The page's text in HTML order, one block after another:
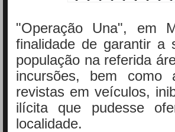
"Operação Una", em
finalidade de garantir a
população na referida
incursões, bem como
revistas em veículos,
ilícita que pudesse
localidade.